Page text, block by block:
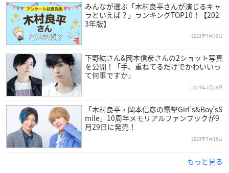
みんなが選ぶ「木村良平さんが演じるキャ
ラといえば？」ランキングTOP10！【202
3年版】
2023年7月30日
下野紘さん&岡本信彦さんの2ショット写真
を公開！「手、重ねてるだけでかわいいっ
て何事ですか」
2023年7月28日
「木村良平・岡本信彦の電撃Girl’s&Boy’sS
mile」10周年メモリアルファンブックが9
月29日に発売！
2023年7月18日
もっと見る